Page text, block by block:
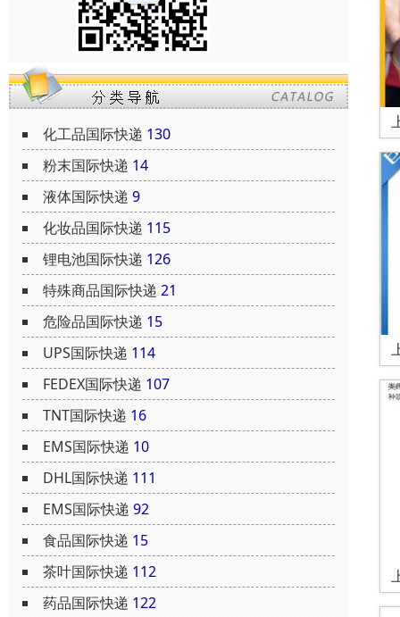
化工品国际快递 130
粉末国际快递 14
液体国际快递 9
化妆品国际快递 115
锂电池国际快递 126
特殊商品国际快递 21
危险品国际快递 15
UPS国际快递 114
FEDEX国际快递 107
TNT国际快递 16
EMS国际快递 10
DHL国际快递 111
EMS国际快递 92
食品国际快递 15
茶叶国际快递 112
药品国际快递 122